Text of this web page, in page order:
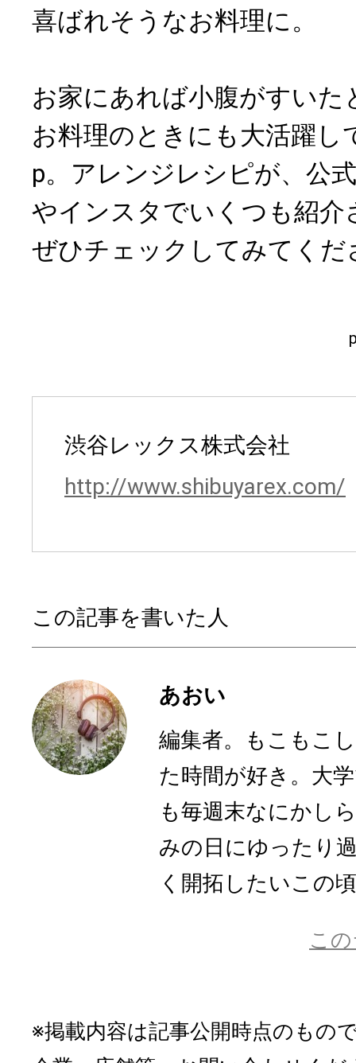
喜ばれそうなお料理に。
お家にあれば小腹がすいた
お料理のときにも大活躍し
p。アレンジレシピが、公
やインスタでいくつも紹介
ぜひチェックしてみてくだ
渋谷レックス株式会社
http://www.shibuyarex.com/
この記事を書いた人
あおい
編集者。もこもこ
た時間が好き。大
も毎週末なにかし
みの日にゆったり
く開拓したいこの
こ
※掲載内容は記事公開時点のもの